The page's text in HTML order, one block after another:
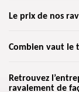
coup de soleil, etc.
debout.
fissures, joints
Une raison
un extérieur propre,
nettoyons tout type
meilleurs ravaleurs
Le prix de nos
Le ravalement
Lemoine 59, de
Combien vaut le
Le prix d’un
payer pour une
Retrouvez
ravalement de